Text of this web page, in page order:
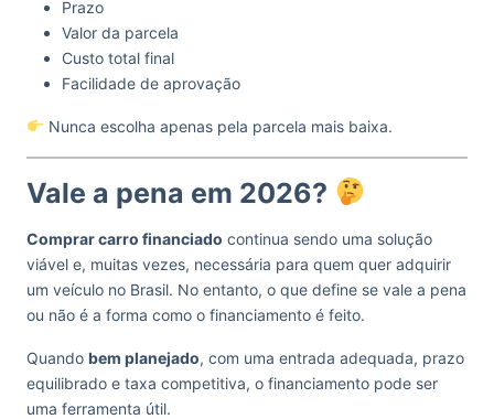
Prazo
Valor da parcela
Custo total final
Facilidade de aprovação
Nunca escolha apenas pela parcela mais baixa.
Vale a pena em 2026?
Comprar carro financiado continua sendo uma solução
viável e, muitas vezes, necessária para quem quer adquirir
um veículo no Brasil. No entanto, o que define se vale a pena
ou não é a forma como o financiamento é feito.
Quando bem planejado, com uma entrada adequada, prazo
equilibrado e taxa competitiva, o financiamento pode ser
uma ferramenta útil.